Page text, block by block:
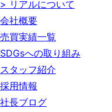
> リアルについて
会社概要
売買実績一覧
SDGsへの取り組み
スタッフ紹介
採用情報
社長ブログ